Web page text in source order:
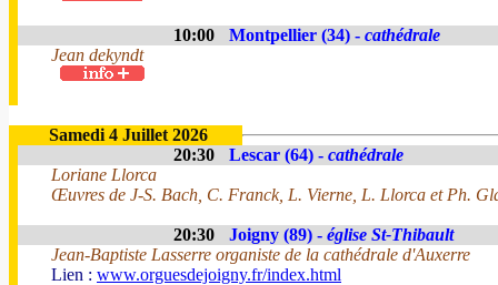
10:00 Montpellier (34) - cathédrale
Jean dekyndt
Samedi 4 Juillet 2026
20:30
Lescar (64) - cathédrale
Loriane Llorca
Œuvres de J-S. Bach, C. Franck, L. Vierne, L. Llorca et Ph.
20:30 Joigny (89) - église St-Thibault
Jean-Baptiste Lasserre organiste de la cathédrale d'Auxerre
Lien : www.orguesdejoigny.fr/index.html